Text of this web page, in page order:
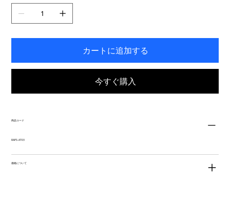
カートに追加する
今すぐ購入
商品コード
RAPS-AT03
価格について